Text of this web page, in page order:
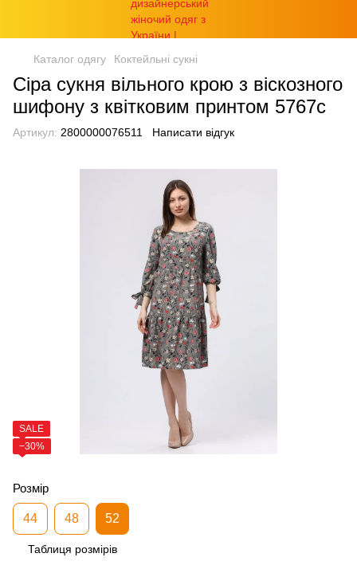
Каталог одягу Коктейльні сукні
Сіра сукня вільного крою з віскозного
шифону з квітковим принтом 5767с
Артикул: 2800000076511 Написати відгук
SALE
−30%
Розмір
44 48 52
Таблиця розмірів